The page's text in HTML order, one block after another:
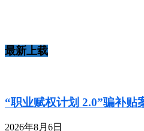
最新上载
“职业赋权计划 2.0”骗补贴
2026年8月6日